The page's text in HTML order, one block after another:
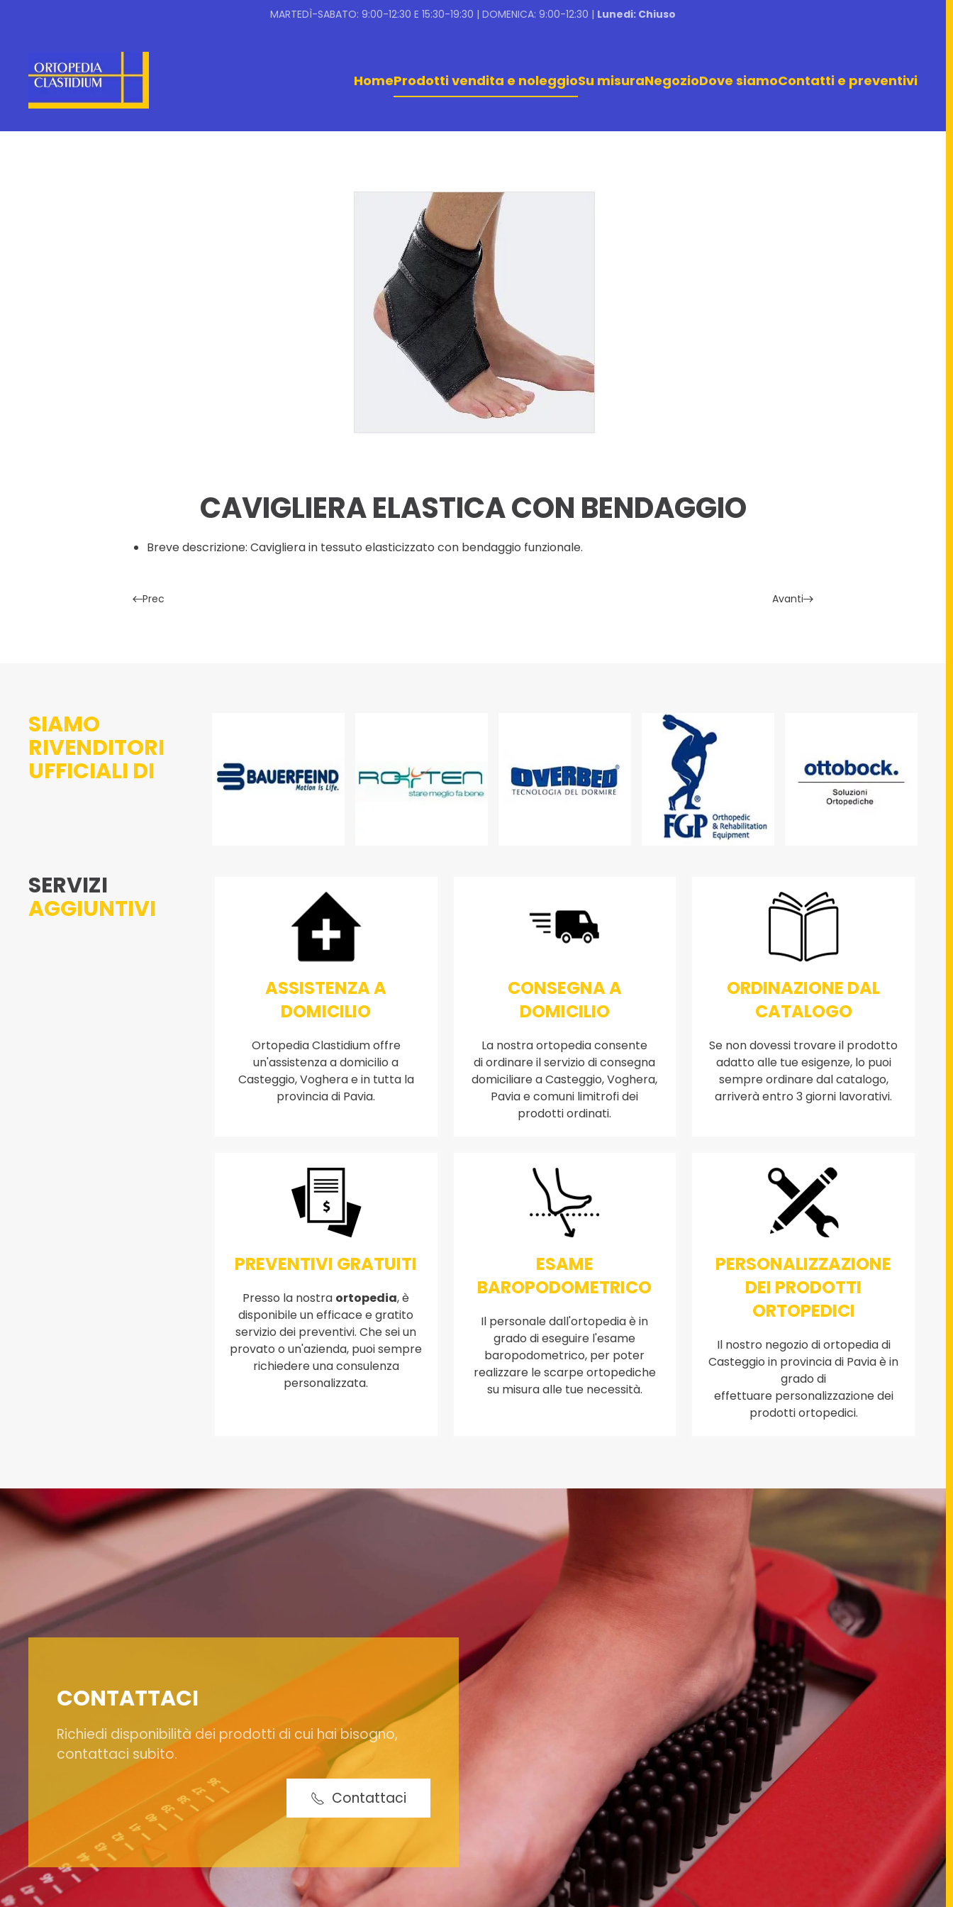
MARTEDÌ-SABATO: 9:00-12:30 E 15:30-19:30 | DOMENICA: 9:00-12:30 | Lunedi: Chiuso
HomeProdotti vendita e noleggioSu misuraNegozioDove siamoContatti e preventivi
CAVIGLIERA ELASTICA CON BENDAGGIO
Breve descrizione: Cavigliera in tessuto elasticizzato con bendaggio funzionale.
Prec Avanti
SIAMO
RIVENDITORI
UFFICIALI DI
SERVIZI
AGGIUNTIVI
ASSISTENZA A
DOMICILIO
Ortopedia Clastidium offre
un'assistenza a domicilio a
Casteggio, Voghera e in tutta la
provincia di Pavia.
CONSEGNA A
DOMICILIO
La nostra ortopedia consente
di ordinare il servizio di consegna
domiciliare a Casteggio, Voghera,
Pavia e comuni limitrofi dei
prodotti ordinati.
ORDINAZIONE DAL
CATALOGO
Se non dovessi trovare il prodotto
adatto alle tue esigenze, lo puoi
sempre ordinare dal catalogo,
arriverà entro 3 giorni lavorativi.
PREVENTIVI GRATUITI
Presso la nostra ortopedia, è
disponibile un efficace e gratito
servizio dei preventivi. Che sei un
provato o un'azienda, puoi sempre
richiedere una consulenza
personalizzata.
ESAME
BAROPODOMETRICO
Il personale dall'ortopedia è in
grado di eseguire l'esame
baropodometrico, per poter
realizzare le scarpe ortopediche
su misura alle tue necessità.
PERSONALIZZAZIONE
DEI PRODOTTI
ORTOPEDICI
Il nostro negozio di ortopedia di
Casteggio in provincia di Pavia è in
grado di
effettuare personalizzazione dei
prodotti ortopedici.
CONTATTACI
Richiedi disponibilità dei prodotti di cui hai bisogno,
contattaci subito.
Contattaci